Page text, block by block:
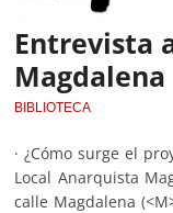
Entrevista
Magdalena
BIBLIOTECA
· ¿Cómo surge el
Local Anarquista
calle Magdalena